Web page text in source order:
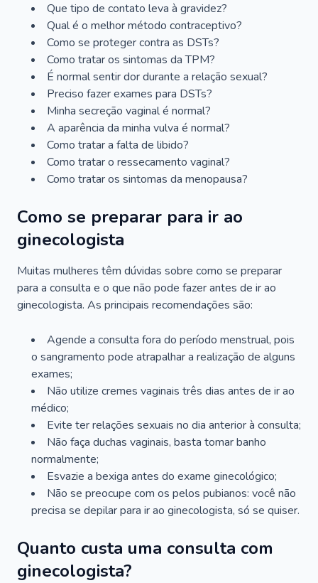
Que tipo de contato leva à gravidez?
Qual é o melhor método contraceptivo?
Como se proteger contra as DSTs?
Como tratar os sintomas da TPM?
É normal sentir dor durante a relação sexual?
Preciso fazer exames para DSTs?
Minha secreção vaginal é normal?
A aparência da minha vulva é normal?
Como tratar a falta de libido?
Como tratar o ressecamento vaginal?
Como tratar os sintomas da menopausa?
Como se preparar para ir ao
ginecologista
Muitas mulheres têm dúvidas sobre como se preparar
para a consulta e o que não pode fazer antes de ir ao
ginecologista. As principais recomendações são:
Agende a consulta fora do período menstrual, pois
o sangramento pode atrapalhar a realização de alguns
exames;
Não utilize cremes vaginais três dias antes de ir ao
médico;
Evite ter relações sexuais no dia anterior à consulta;
Não faça duchas vaginais, basta tomar banho
normalmente;
Esvazie a bexiga antes do exame ginecológico;
Não se preocupe com os pelos pubianos: você não
precisa se depilar para ir ao ginecologista, só se quiser.
Quanto custa uma consulta com
ginecologista?